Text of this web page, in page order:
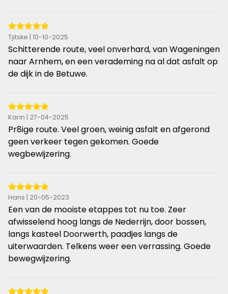
5
van
de
5
Tjitske | 10-10-2025
Schitterende route, veel onverhard, van Wageningen
naar Arnhem, en een verademing na al dat asfalt op
de dijk in de Betuwe.
5
van
de
5
Karin | 27-04-2025
Pr8ige route. Veel groen, weinig asfalt en afgerond
geen verkeer tegen gekomen. Goede
wegbewijzering.
5
van
de
5
sterren
Hans | 20-05-2023
Een van de mooiste etappes tot nu toe. Zeer
afwisselend hoog langs de Nederrijn, door bossen,
langs kasteel Doorwerth, paadjes langs de
uiterwaarden. Telkens weer een verrassing. Goede
bewegwijzering.